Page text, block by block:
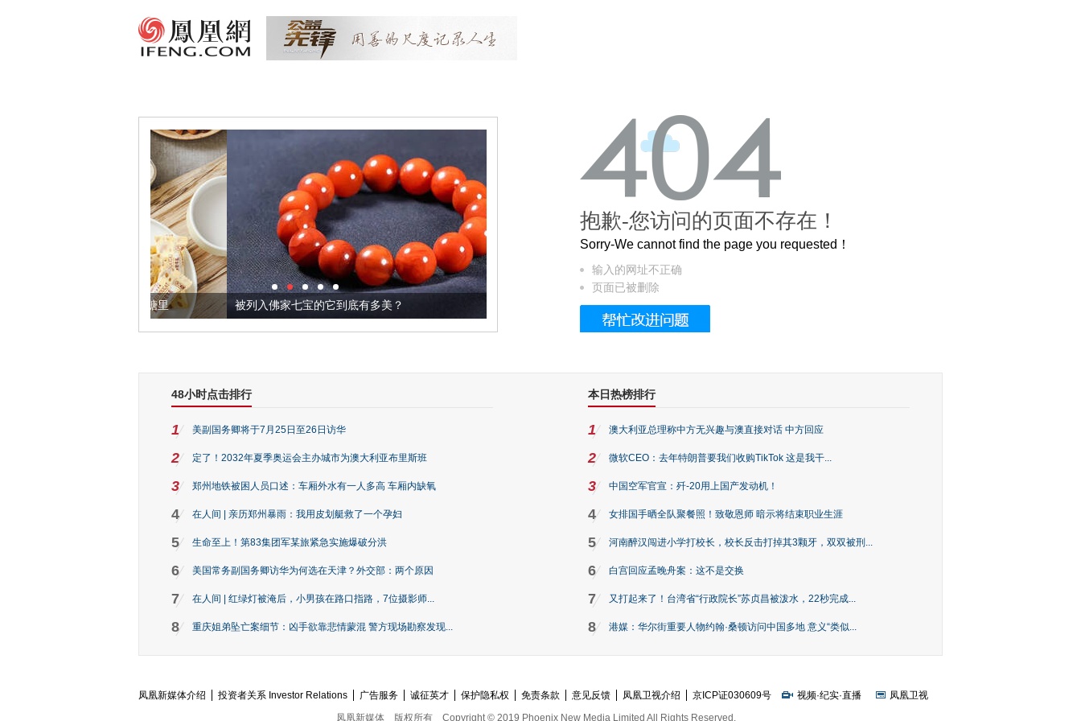
被列入佛家七宝的它到底有多美？ 这个3.2米的长卷，还原了600岁的紫禁城
抱歉-您访问的页面不存在！
Sorry-We cannot find the page you requested！
输入的网址不正确
页面已被删除
48小时点击排行
1 美副国务卿将于7月25日至26日访华
2 定了！2032年夏季奥运会主办城市为澳大利亚布里斯班
3 郑州地铁被困人员口述：车厢外水有一人多高 车厢内缺氧
4 在人间 | 亲历郑州暴雨：我用皮划艇救了一个孕妇
5 生命至上！第83集团军某旅紧急实施爆破分洪
6 美国常务副国务卿访华为何选在天津？外交部：两个原因
7 在人间 | 红绿灯被淹后，小男孩在路口指路，7位摄影师...
8 重庆姐弟坠亡案细节：凶手欲靠悲情蒙混 警方现场勘察发现...
本日热榜排行
1 澳大利亚总理称中方无兴趣与澳直接对话 中方回应
2 微软CEO：去年特朗普要我们收购TikTok 这是我干...
3 中国空军官宣：歼-20用上国产发动机！
4 女排国手晒全队聚餐照！致敬恩师 暗示将结束职业生涯
5 河南醉汉闯进小学打校长，校长反击打掉其3颗牙，双双被刑...
6 白宫回应孟晚舟案：这不是交换
7 又打起来了！台湾省“行政院长”苏贞昌被泼水，22秒完成...
8 港媒：华尔街重要人物约翰·桑顿访问中国多地 意义“类似...
凤凰新媒体介绍 投资者关系 Investor Relations 广告服务 诚征英才 保护隐私权 免责条款 意见反馈 凤凰卫视介绍 京ICP证030609号 视频·纪实·直播
凤凰卫视
凤凰新媒体
版权所有 Copyright © 2019 Phoenix New Media Limited All Rights Reserved.